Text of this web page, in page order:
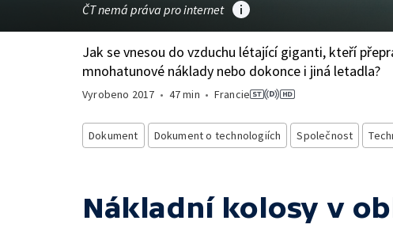
ČT nemá práva pro internet
Jak se vnesou do vzduchu létající giganti, kteří
mnohatunové náklady nebo dokonce i jiná letadla?
Vyrobeno 2017 • 47 min • Francie
Dokument Dokument o technologiích Společnost
Nákladní kolosy v